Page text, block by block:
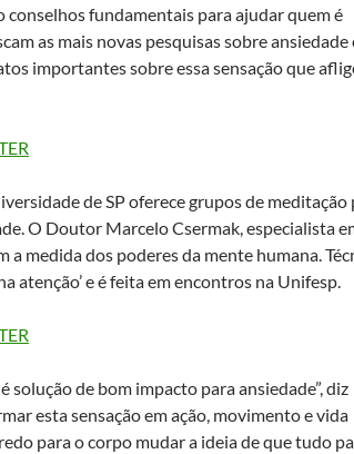
conselhos fundamentais para ajudar quem é
as mais novas pesquisas sobre ansiedade
importantes sobre essa sensação que
de SP oferece grupos de meditação
O Doutor Marcelo Csermak, especialista
a medida dos poderes da mente humana.
atenção’ e é feita em encontros na Unifesp.
solução de bom impacto para ansiedade”, diz
esta sensação em ação, movimento e vida
para o corpo mudar a ideia de que tudo